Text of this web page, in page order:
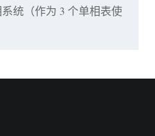
统（作为 3 个单相表使